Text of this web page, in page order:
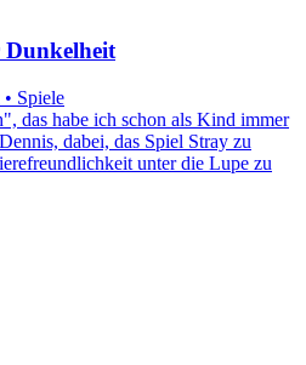
Dunkelheit
Spiele
das habe ich schon als Kind immer
dabei, das Spiel Stray zu
unter die Lupe zu